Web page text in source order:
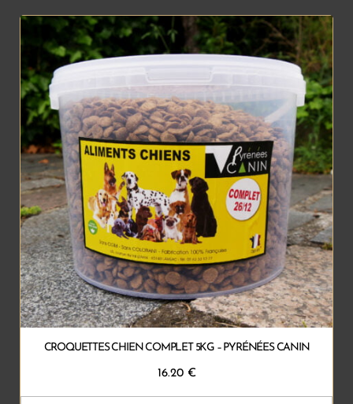
CROQUETTES CHIEN COMPLET 5KG – PYRÉNÉES CANIN
16.20 €